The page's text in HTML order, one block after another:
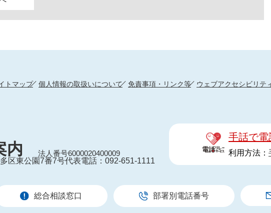
トマップ 個人情報の取扱いについて 免責事項・リンク等 ウェブアクセシビリテ
内
法人番号6000020400009
区東公園7番7号代表電話：092-651-1111
手話で電
利用方法：
総合相談窓口 部署別電話番号